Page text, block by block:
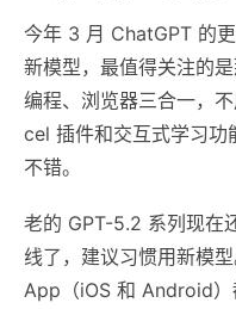
今年 3 月 ChatGPT 的
新模型，最值得关注的
编程、浏览器三合一，
cel 插件和交互式学习功
不错。
老的 GPT-5.2 系列现在
线了，建议习惯用新模
App（iOS 和 Android）